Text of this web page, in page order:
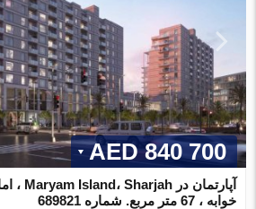
840 700 AED
خوابه ، 67 متر مربع. شماره 689821